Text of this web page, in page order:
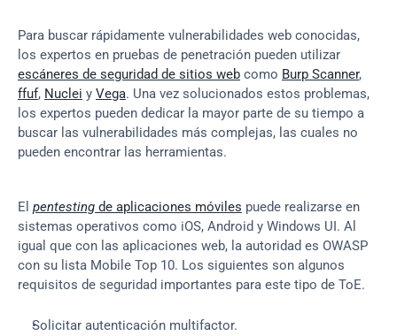
Para buscar rápidamente vulnerabilidades web conocidas,
escáneres de seguridad de sitios web como Burp Scanner
ffuf, Nuclei y Vega. Una vez solucionados estos problemas,
los expertos pueden dedicar la mayor parte de su tiempo a
buscar las vulnerabilidades más complejas, las cuales no
pueden encontrar las herramientas.
El pentesting de aplicaciones móviles puede realizarse en
sistemas operativos como iOS, Android y Windows UI. Al
igual que con las aplicaciones web, la autoridad es OWASP
con su lista Mobile Top 10. Los siguientes son algunos
requisitos de seguridad importantes para este tipo de ToE.
Solicitar autenticación multifactor.